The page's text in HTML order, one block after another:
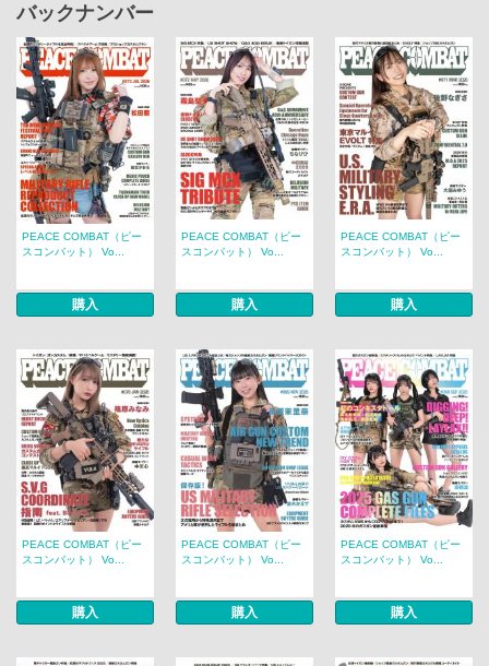
バックナンバー
PEACE COMBAT（ピー
スコンバット） Vo...
購入
PEACE COMBAT（ピー
スコンバット） Vo...
購入
PEACE COMBAT（ピー
スコンバット） Vo...
購入
PEACE COMBAT（ピー
スコンバット） Vo...
購入
PEACE COMBAT（ピー
スコンバット） Vo...
購入
PEACE COMBAT（ピー
スコンバット） Vo...
購入